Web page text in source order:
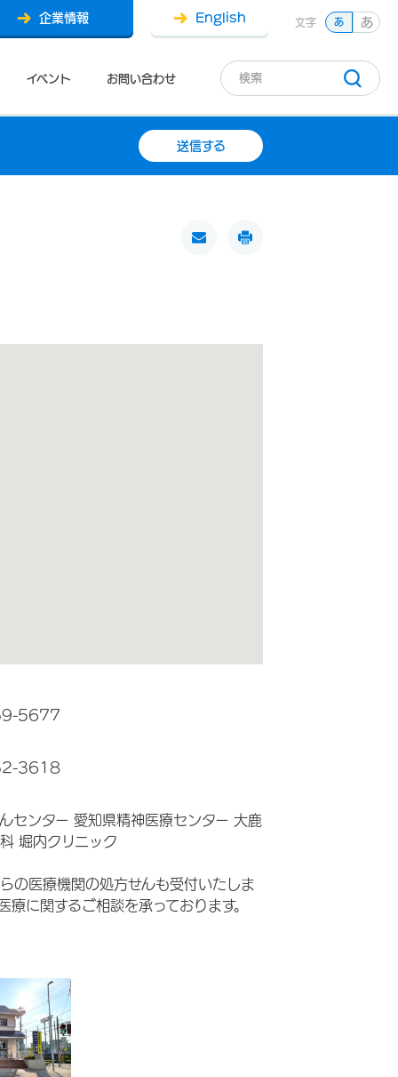
イベント お問い合わせ
企業情報 English 文字 あ あ
送信する
5677
3618
センター 愛知県精神医療センター 大鹿
堀内クリニック
の医療機関の処方せんも受付いたしま
療に関するご相談を承っております。